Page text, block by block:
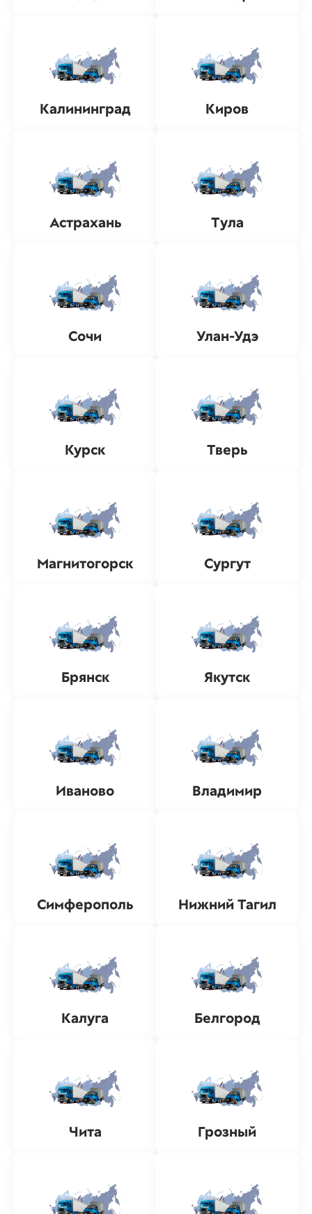
Калининград Киров
Астрахань Тула
Сочи Улан-Удэ
Курск Тверь
Магнитогорск Сургут
Брянск Якутск
Иваново Владимир
Симферополь Нижний Тагил
Калуга Белгород
Чита Грозный